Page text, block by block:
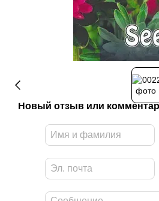
Новый отзыв или